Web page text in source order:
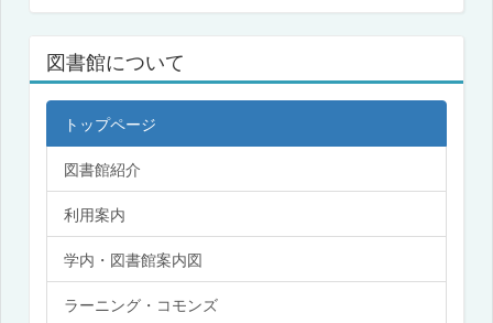
図書館について
トップページ
図書館紹介
利用案内
学内・図書館案内図
ラーニング・コモンズ